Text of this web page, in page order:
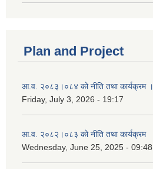
Plan and Project
आ.व. २०८३।०८४ को नीति तथा कार्यक्रम ।
Friday, July 3, 2026 - 19:17
आ.व. २०८२।०८३ को नीति तथा कार्यक्रम
Wednesday, June 25, 2025 - 09:48